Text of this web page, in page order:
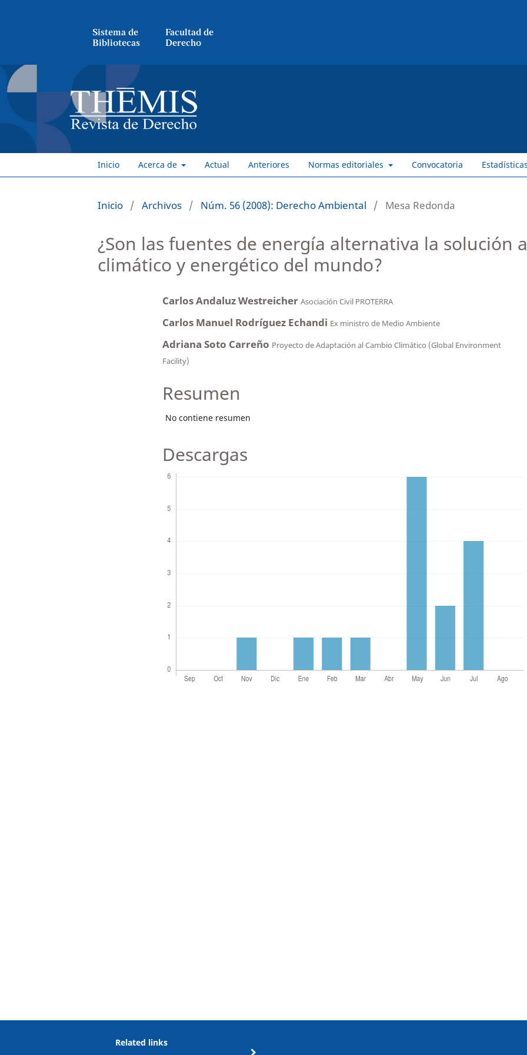
Sistema de
Bibliotecas
Facultad de
Derecho
Inicio Acerca de Actual Anteriores Normas editoriales Convocatoria
Inicio / Archivos / Núm. 56 (2008): Derecho Ambiental / Mesa Redonda
¿Son las fuentes de energía alternativa la solución
climático y energético del mundo?
Carlos Andaluz Westreicher Asociación Civil PROTERRA
Carlos Manuel Rodríguez Echandi Ex ministro de Medio Ambiente
Adriana Soto Carreño Proyecto de Adaptación al Cambio Climático (Global Environment
Facility)
Resumen
No contiene resumen
Descargas
Related links